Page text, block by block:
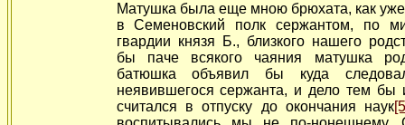
Матушка была еще мною брюхата, как
в Семеновский полк сержантом, по
гвардии князя Б., близкого нашего
бы паче всякого чаяния матушка
батюшка объявил бы куда
неявившегося сержанта, и дело тем бы
считался в отпуску до окончания наук